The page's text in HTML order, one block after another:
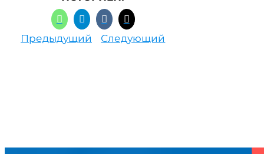
Предыдущий Следующий